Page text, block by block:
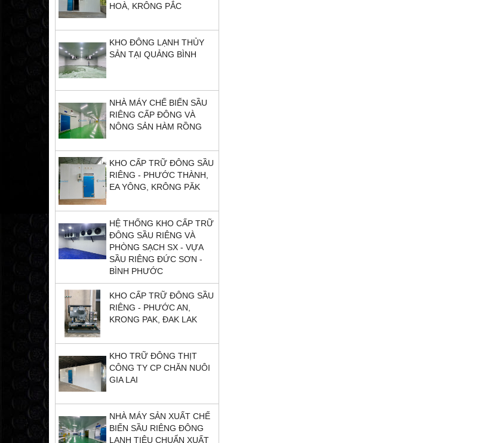
HOÀ, KRÔNG PẮC
KHO ĐÔNG LẠNH THỦY
SẢN TẠI QUẢNG BÌNH
NHÀ MÁY CHẾ BIẾN SẦU
RIÊNG CẤP ĐÔNG VÀ
NÔNG SẢN HÀM RỒNG
KHO CẤP TRỮ ĐÔNG SẦU
RIÊNG - PHƯỚC THÀNH,
EA YÔNG, KRÔNG PĂK
HỆ THỐNG KHO CẤP TRỮ
ĐÔNG SẦU RIÊNG VÀ
PHÒNG SẠCH SX - VỰA
SẦU RIÊNG ĐỨC SƠN -
BÌNH PHƯỚC
KHO CẤP TRỮ ĐÔNG SẦU
RIÊNG - PHƯỚC AN,
KRONG PAK, ĐAK LAK
KHO TRỮ ĐÔNG THỊT
CÔNG TY CP CHĂN NUÔI
GIA LAI
NHÀ MÁY SẢN XUẤT CHẾ
BIẾN SẦU RIÊNG ĐÔNG
LẠNH TIÊU CHUẨN XUẤT